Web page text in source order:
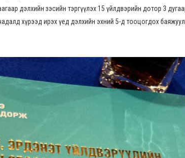
дэлхийн зэсийн тэргүүлэх 15 үйлдвэрийн дотор 3
хүрээд ирэх үед дэлхийн эхний 5-д тооцогдох